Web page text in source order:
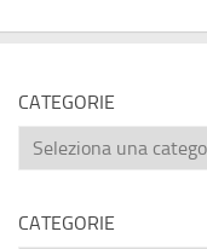
CATEGORIE
Categorie
CATEGORIE